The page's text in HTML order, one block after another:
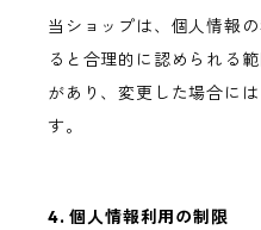
当ショップは、個人情報
ると合理的に認められる
があり、変更した場合に
す。
4. 個人情報利用の制限